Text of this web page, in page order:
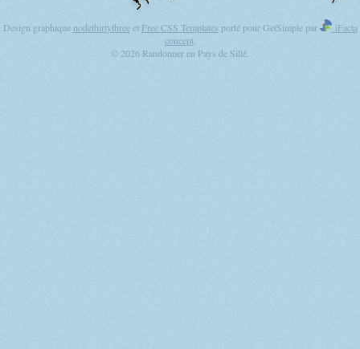
Design graphique nodethirtythreeet Free CSS Templates porté pour GetSimple par
iFacta
concept
© 2026 Randonner en Pays de Sillé.